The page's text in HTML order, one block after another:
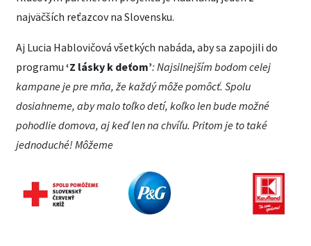
najväčších reťazcov na Slovensku.
Aj Lucia Hablovičová všetkých nabáda, aby sa zapojili do
programu ‘Z lásky k deťom’: Najsilnejším bodom celej
kampane je pre mňa, že každý môže pomôcť. Spolu
dosiahneme, aby malo toľko detí, koľko len bude možné
pohodlie domova, aj keď len na chvíľu. Pritom je to také
jednoduché! Môžeme